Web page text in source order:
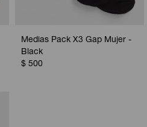
Medias Pack X3 Gap Mujer -
Black
$ 500